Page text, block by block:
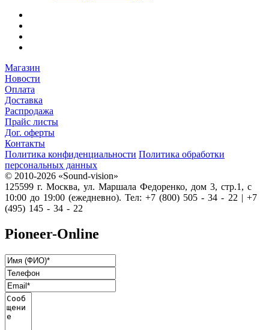
Магазин
Новости
Оплата
Доставка
Распродажа
Прайс листы
Дог. оферты
Контакты
Политика конфиденциальности Политика обработки
персональных данных
© 2010-2026 «Sound-vision»
125599 г. Москва, ул. Маршала Федоренко, дом 3, стр.1, с
10:00 до 19:00 (ежедневно). Тел: +7 (800) 505 - 34 - 22 | +7
(495) 145 - 34 - 22
Pioneer-Online